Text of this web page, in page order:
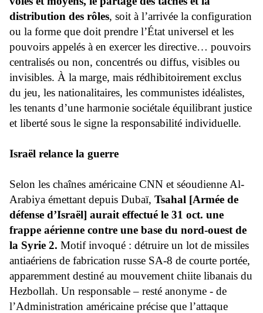
distribution des rôles, soit à l’arrivée la configuration
ou la forme que doit prendre l’État universel et les
pouvoirs appelés à en exercer les directive… pouvoirs
centralisés ou non, concentrés ou diffus, visibles ou
invisibles. À la marge, mais rédhibitoirement exclus
du jeu, les nationalitaires, les communistes idéalistes,
les tenants d’une harmonie sociétale équilibrant justice
et liberté sous le signe la responsabilité individuelle.
Israël relance la guerre
Selon les chaînes américaine CNN et séoudienne Al-
Arabiya émettant depuis Dubaï, Tsahal [Armée de
défense d’Israël] aurait effectué le 31 oct. une
frappe aérienne contre une base du nord-ouest de
la Syrie 2. Motif invoqué : détruire un lot de missiles
antiaériens de fabrication russe SA-8 de courte portée,
apparemment destiné au mouvement chiite libanais du
Hezbollah. Un responsable – resté anonyme - de
l’Administration américaine précise que l’attaque